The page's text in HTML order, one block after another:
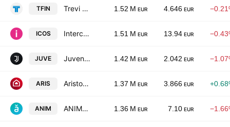
TFIN Trevi Finanziaria Industriale S.p.A. 1.52 M EUR 4.646 EUR
ICOS Intercos S.p.A. 1.51 M EUR 13.94 EUR
JUVE Juventus Football Club S.p.A. 1.42 M EUR 2.042 EUR
ARIS Ariston Holding NV 1.37 M EUR 3.866 EUR
ANIM ANIMA Holding S.p.A. 1.36 M EUR 7.10 EUR